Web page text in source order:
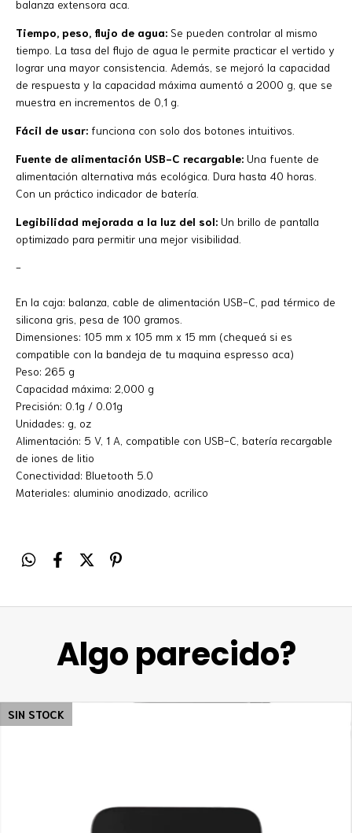
balanza extensora aca.
Tiempo, peso, flujo de agua: Se pueden controlar al mismo
tiempo. La tasa del flujo de agua le permite practicar el vertido y
lograr una mayor consistencia. Además, se mejoró la capacidad
de respuesta y la capacidad máxima aumentó a 2000 g, que se
muestra en incrementos de 0,1 g.
Fácil de usar: funciona con solo dos botones intuitivos.
Fuente de alimentación USB-C recargable: Una fuente de
alimentación alternativa más ecológica. Dura hasta 40 horas.
Con un práctico indicador de batería.
Legibilidad mejorada a la luz del sol: Un brillo de pantalla
optimizado para permitir una mejor visibilidad.
-
En la caja: balanza, cable de alimentación USB-C, pad térmico de
silicona gris, pesa de 100 gramos.
Dimensiones: 105 mm x 105 mm x 15 mm (chequeá si es
compatible con la bandeja de tu maquina espresso aca)
Peso: 265 g
Capacidad máxima: 2,000 g
Precisión: 0.1g / 0.01g
Unidades: g, oz
Alimentación: 5 V, 1 A, compatible con USB-C, batería recargable
de iones de litio
Conectividad: Bluetooth 5.0
Materiales: aluminio anodizado, acrilico
Algo parecido?
SIN STOCK